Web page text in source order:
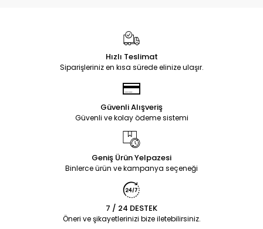
Hızlı Teslimat
Siparişleriniz en kısa sürede elinize ulaşır.
Güvenli Alışveriş
Güvenli ve kolay ödeme sistemi
Geniş Ürün Yelpazesi
Binlerce ürün ve kampanya seçeneği
7 / 24 DESTEK
Öneri ve şikayetlerinizi bize iletebilirsiniz.